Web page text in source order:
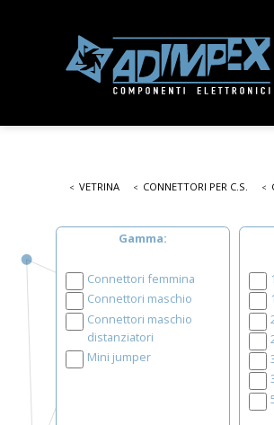
VETRINA CONNETTORI PER C.S.
Gamma
Connettori femmina
Connettori maschio
Connettori maschio
distanziatori
Mini jumper
1